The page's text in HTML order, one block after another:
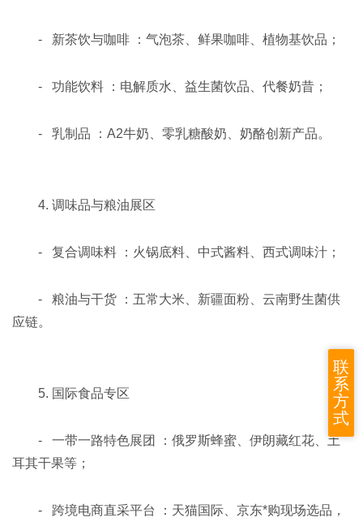
- 新茶饮与咖啡 ：气泡茶、鲜果咖啡、植物基饮品；
- 功能饮料 ：电解质水、益生菌饮品、代餐奶昔；
- 乳制品 ：A2牛奶、零乳糖酸奶、奶酪创新产品。
4. 调味品与粮油展区
- 复合调味料 ：火锅底料、中式酱料、西式调味汁；
- 粮油与干货 ：五常大米、新疆面粉、云南野生菌供
应链。
5. 国际食品专区
- 一带一路特色展团 ：俄罗斯蜂蜜、伊朗藏红花、土
耳其干果等；
- 跨境电商直采平台 ：天猫国际、京东*购现场选品，
联
系
方
式